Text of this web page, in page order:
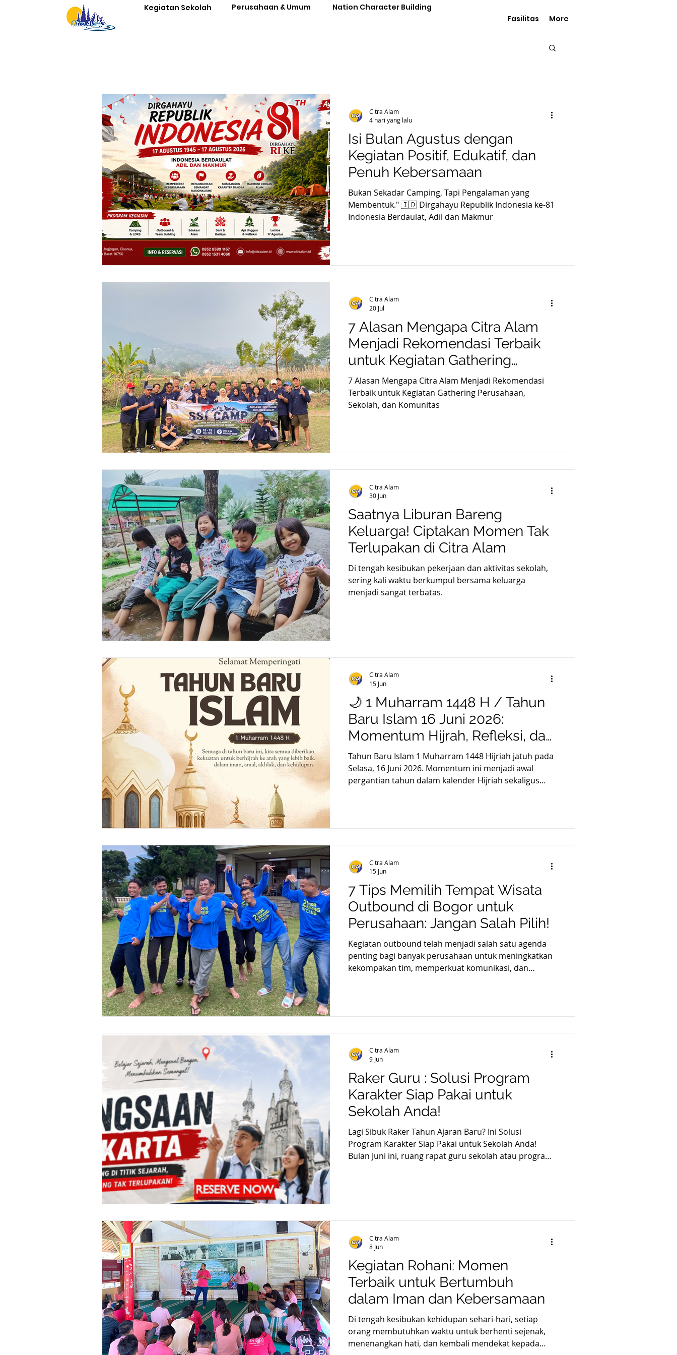
Kegiatan Sekolah Perusahaan & Umum
Nation Character Building
Fasilitas
More
Isi Bulan Agustus dengan
Kegiatan Positif, Edukatif, dan
Penuh Kebersamaan
Bukan Sekadar Camping, Tapi Pengalaman yang
Membentuk." 🇮🇩 Dirgahayu Republik Indonesia ke-81
Indonesia Berdaulat, Adil dan Makmur
Citra Alam
4 hari yang lalu
7 Alasan Mengapa Citra Alam
Menjadi Rekomendasi Terbaik
untuk Kegiatan Gathering
Perusahaan, Sekolah, dan
Komunitas
7 Alasan Mengapa Citra Alam Menjadi Rekomendasi
Terbaik untuk Kegiatan Gathering Perusahaan,
Sekolah, dan Komunitas
Citra Alam
20 Jul
Saatnya Liburan Bareng
Keluarga! Ciptakan Momen Tak
Terlupakan di Citra Alam
Di tengah kesibukan pekerjaan dan aktivitas sekolah,
sering kali waktu berkumpul bersama keluarga
menjadi sangat terbatas.
Citra Alam
30 Jun
🌙 1 Muharram 1448 H / Tahun
Baru Islam 16 Juni 2026:
Momentum Hijrah, Refleksi, dan
Kebersamaan di Alam
Tahun Baru Islam 1 Muharram 1448 Hijriah jatuh pada
Selasa, 16 Juni 2026. Momentum ini menjadi awal
pergantian tahun dalam kalender Hijriah sekaligus
Bagi sekolah, majelis taklim, komunitas, lembaga
bernilai spiritual tetapi juga mempererat keb
Citra Alam
15 Jun
7 Tips Memilih Tempat Wisata
Outbound di Bogor untuk
Perusahaan: Jangan Salah Pilih!
Kegiatan outbound telah menjadi salah satu agenda
penting bagi banyak perusahaan untuk meningkatkan
kekompakan tim, memperkuat komunikasi, dan
menjadi destinasi favorit perusahaan karena memiliki
alam terbuka. Bahkan berbagai p
Citra Alam
15 Jun
Raker Guru : Solusi Program
Karakter Siap Pakai untuk
Sekolah Anda!
Lagi Sibuk Raker Tahun Ajaran Baru? Ini Solusi
Program Karakter Siap Pakai untuk Sekolah Anda!
Bulan Juni ini, ruang rapat guru sekolah atau program
terbesarnya: Gimana menghadirkan projek P5 dan
khawatir, Bapak/Ibu Guru! Biar Raker Guru-nya
Citra Alam
9 Jun
Kegiatan Rohani: Momen
Terbaik untuk Bertumbuh
dalam Iman dan Kebersamaan
Di tengah kesibukan kehidupan sehari-hari, setiap
orang membutuhkan waktu untuk berhenti sejenak,
menenangkan hati, dan kembali mendekat kepada
Citra Alam
8 Jun